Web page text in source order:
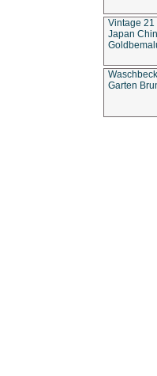
Vintage 21
Japan
Garten